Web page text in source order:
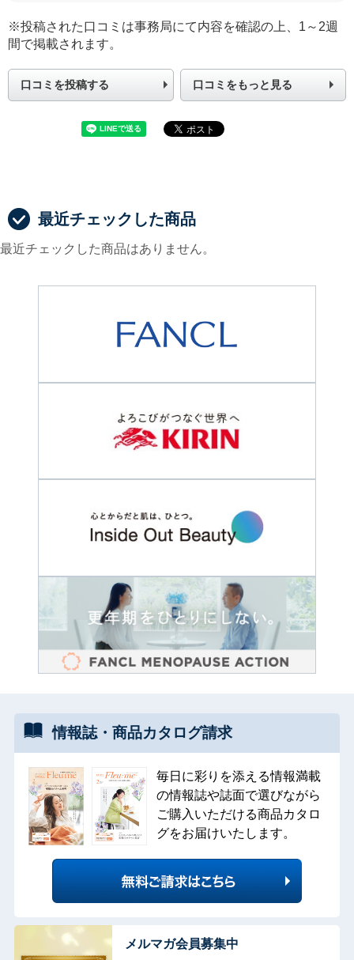
※投稿された口コミは事務局にて内容を確認の上、1～2週
間で掲載されます。
口コミを投稿する 口コミをもっと見る
最近チェックした商品
最近チェックした商品はありません。
情報誌・ 商品カタログ請求
毎日に彩りを添える情報満載
の情報誌や誌面で選びながら
ご購入いただける商品カタロ
グをお届けいたします。
メルマガ会員募集中